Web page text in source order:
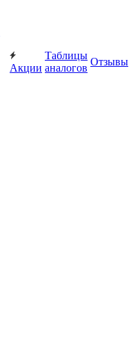
Акции
Таблицы
аналогов
Отзывы